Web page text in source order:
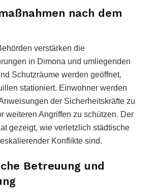
nach dem
verstärken die
in Dimona und umliegenden
Schutzräume werden geöffnet,
stationiert. Einwohner werden
der Sicherheitskräfte zu
weiteren Angriffen zu schützen. Der
gezeigt, wie verletzlich städtische
Konflikte sind.
Betreuung und